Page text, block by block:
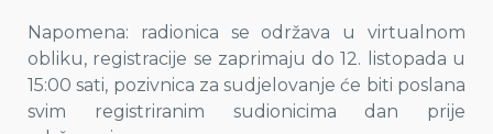
Napomena: radionica se održava u virtualnom
obliku, registracije se zaprimaju do 12. listopada u
15:00 sati, pozivnica za sudjelovanje će biti poslana
svim registriranim sudionicima dan prije